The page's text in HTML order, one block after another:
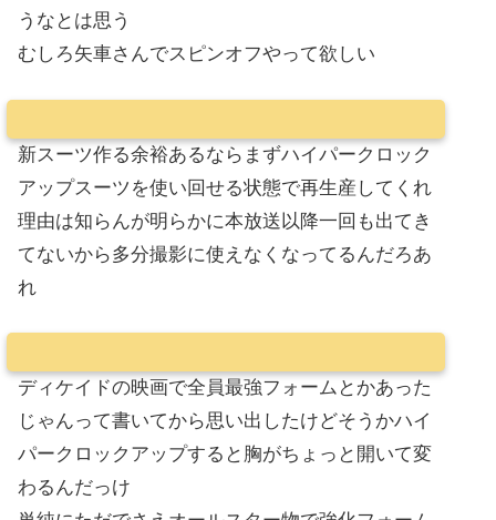
うなとは思う
むしろ矢車さんでスピンオフやって欲しい
新スーツ作る余裕あるならまずハイパークロック
アップスーツを使い回せる状態で再生産してくれ
理由は知らんが明らかに本放送以降一回も出てき
てないから多分撮影に使えなくなってるんだろあ
れ
ディケイドの映画で全員最強フォームとかあった
じゃんって書いてから思い出したけどそうかハイ
パークロックアップすると胸がちょっと開いて変
わるんだっけ